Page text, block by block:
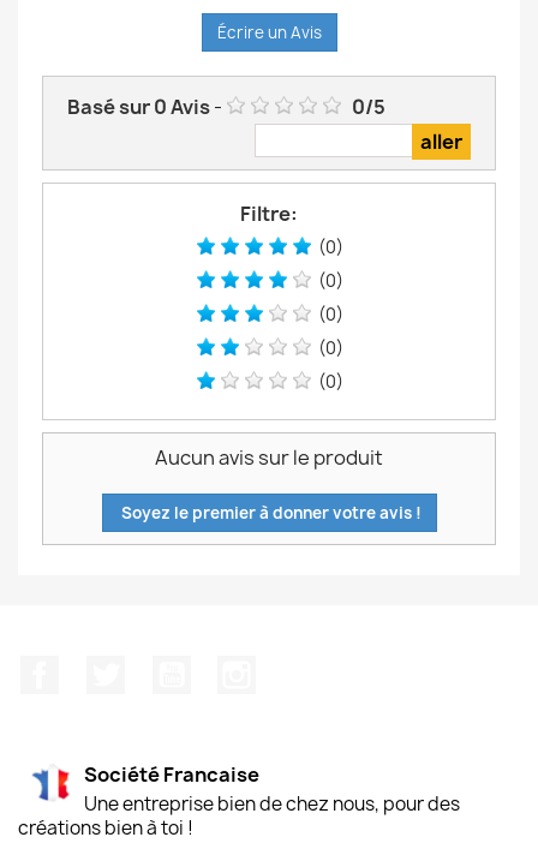
Écrire un Avis
Basé sur0Avis- 0/5
Filtre:
(0)
(0)
(0)
(0)
(0)
Aucun avis sur le produit
Soyez le premier à donner votre avis !
Société Francaise
Une entreprise bien de chez nous, pour des
créations bien à toi !